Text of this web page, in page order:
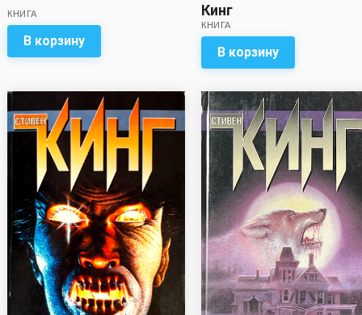
КНИГА
В корзину
Кинг
КНИГА
В корзину